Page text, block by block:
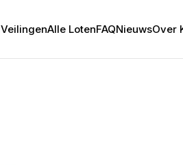
VeilingenAlle LotenFAQNieuwsOver